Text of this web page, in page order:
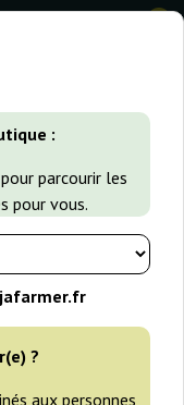
:
parcourir les
pour vous.
?
aux personnes
0
Graines de Cannabis